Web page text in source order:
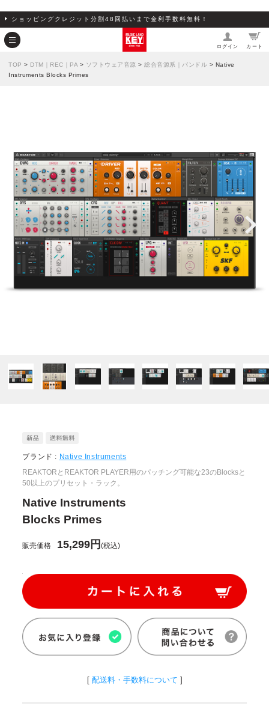
ショッピングクレジット分割48回払いまで金利手数料無料！
ログイン カート
TOP > DTM｜REC｜PA > ソフトウェア音源 > 総合音源系｜バンドル > Native
Instruments Blocks Primes
ブランド : Native Instruments
REAKTORとREAKTOR PLAYER用のパッチング可能な23のBlocksと
50以上のプリセット・ラック。
Native Instruments
Blocks Primes
販売価格 15,299円(税込)
[ 配送料・手数料について ]